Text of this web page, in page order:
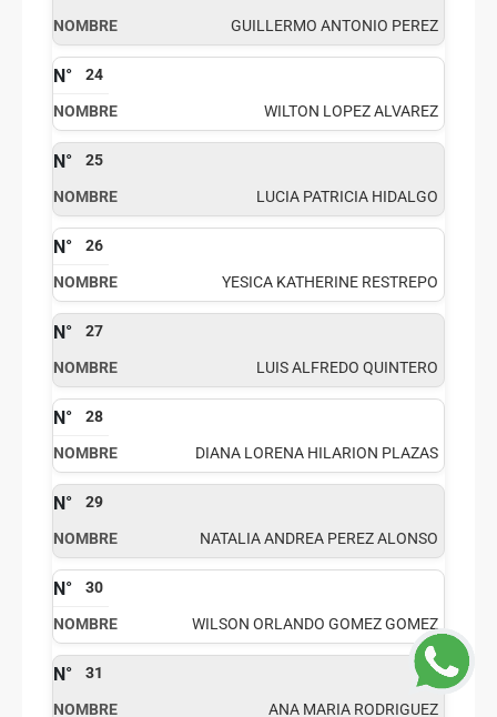
GUILLERMO ANTONIO PEREZ
24
WILTON LOPEZ ALVAREZ
25
LUCIA PATRICIA HIDALGO
26
YESICA KATHERINE RESTREPO
27
LUIS ALFREDO QUINTERO
28
DIANA LORENA HILARION PLAZAS
29
NATALIA ANDREA PEREZ ALONSO
30
WILSON ORLANDO GOMEZ GOMEZ
31
ANA MARIA RODRIGUEZ